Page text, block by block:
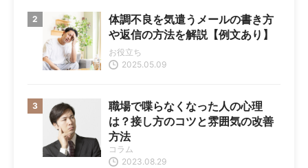
体調不良を気遣うメールの書き方
や返信の方法を解説【例文あり】
2025.05.09
お役立ち
職場で喋らなくなった人の心理
は？接し方のコツと雰囲気の改善
方法
2023.08.29
コラム